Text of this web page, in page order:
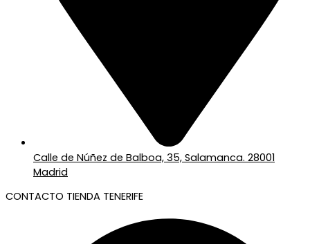
Calle de Núñez de Balboa, 35, Salamanca. 28001
Madrid
CONTACTO TIENDA TENERIFE